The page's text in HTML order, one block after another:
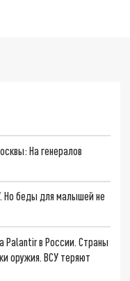
На генералов
Но беды для малышей не
Palantir в России. Страны
оружия. ВСУ теряют